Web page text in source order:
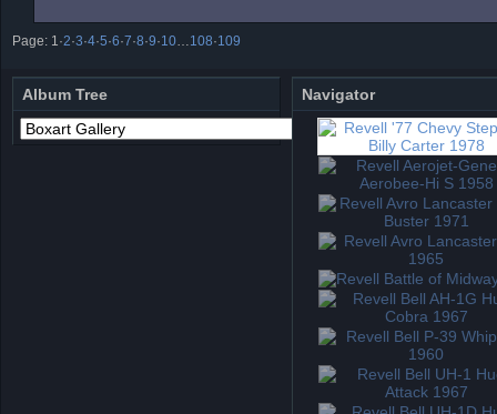
Page: 1 ·2·3·4·5·6·7·8·9·10 108·109
Album Tree Navigator